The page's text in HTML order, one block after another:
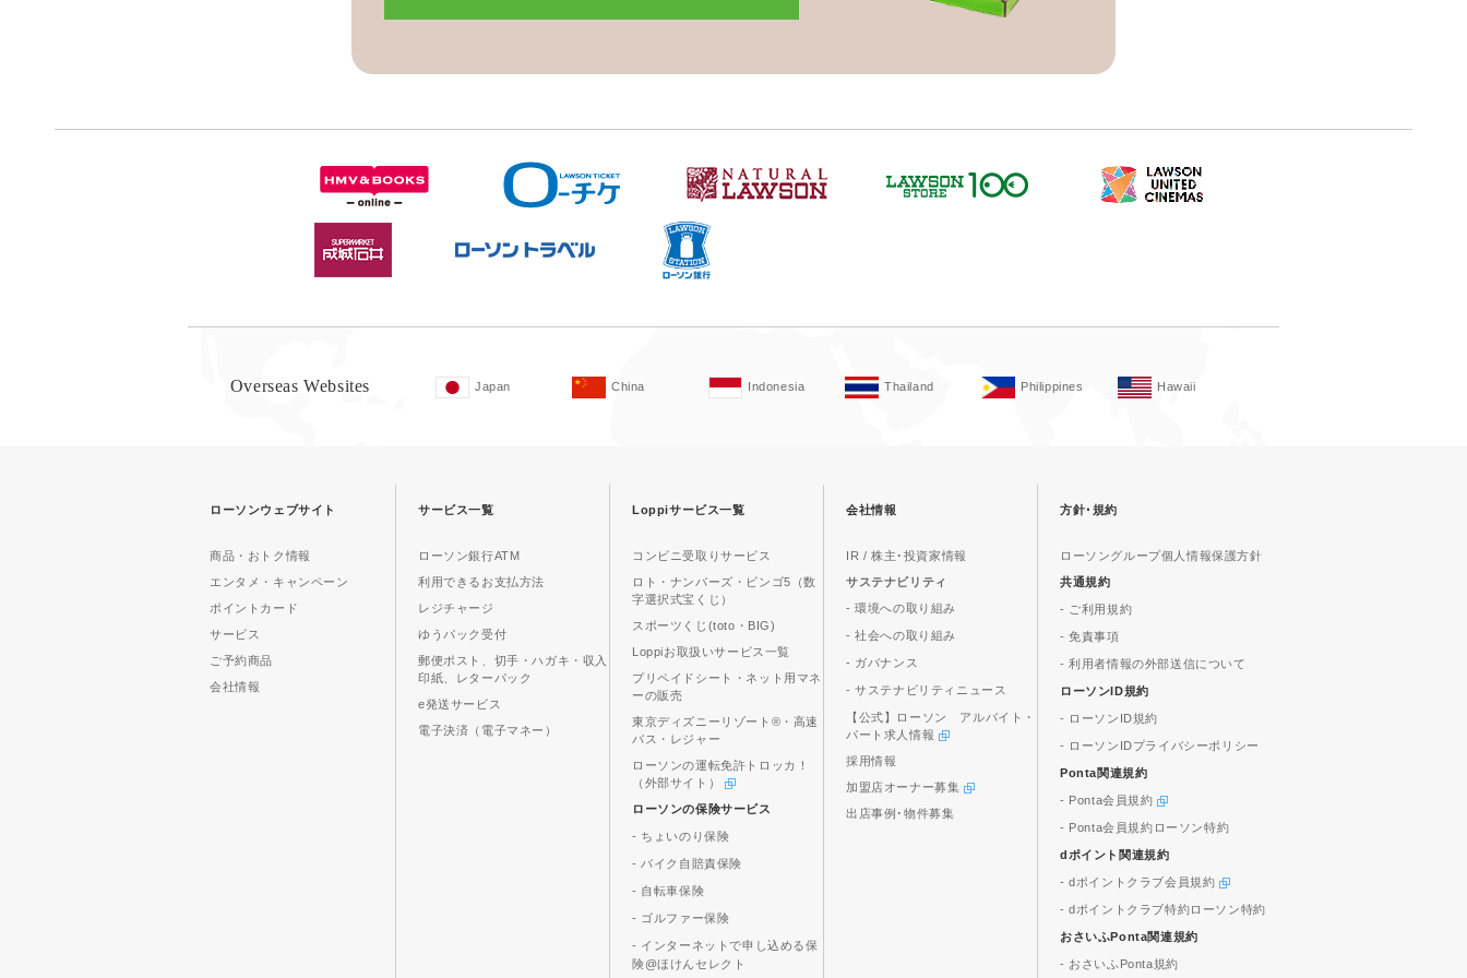
Overseas Websites Japan China Indonesia Thailand Philippines Hawaii
ローソンウェブサイト
商品・おトク情報
エンタメ・キャンペーン
ポイントカード
サービス
ご予約商品
会社情報
サービス一覧
ローソン銀行ATM
利用できるお支払方法
レジチャージ
ゆうパック受付
郵便ポスト、切手・ハガキ・収入
印紙、レターパック
e発送サービス
電子決済（電子マネー）
Loppiサービス一覧
コンビニ受取りサービス
ロト・ナンバーズ・ビンゴ5（数
字選択式宝くじ）
スポーツくじ(toto・BIG)
Loppiお取扱いサービス一覧
プリペイドシート・ネット用マネ
ーの販売
東京ディズニーリゾート®・高速
バス・レジャー
ローソンの運転免許トロッカ！
（外部サイト）
ローソンの保険サービス
- ちょいのり保険
- バイク自賠責保険
- 自転車保険
- ゴルファー保険
- インターネットで申し込める保
険@ほけんセレクト
会社情報
IR / 株主･投資家情報
サステナビリティ
- 環境への取り組み
- 社会への取り組み
- ガバナンス
- サステナビリティニュース
【公式】ローソン アルバイト・
パート求人情報
採用情報
加盟店オーナー募集
出店事例･物件募集
方針･規約
ローソングループ個人情報保護方針
共通規約
- ご利用規約
- 免責事項
- 利用者情報の外部送信について
ローソンID規約
- ローソンID規約
- ローソンIDプライバシーポリシー
Ponta関連規約
- Ponta会員規約
- Ponta会員規約ローソン特約
dポイント関連規約
- dポイントクラブ会員規約
- dポイントクラブ特約ローソン特約
おさいふPonta関連規約
- おさいふPonta規約